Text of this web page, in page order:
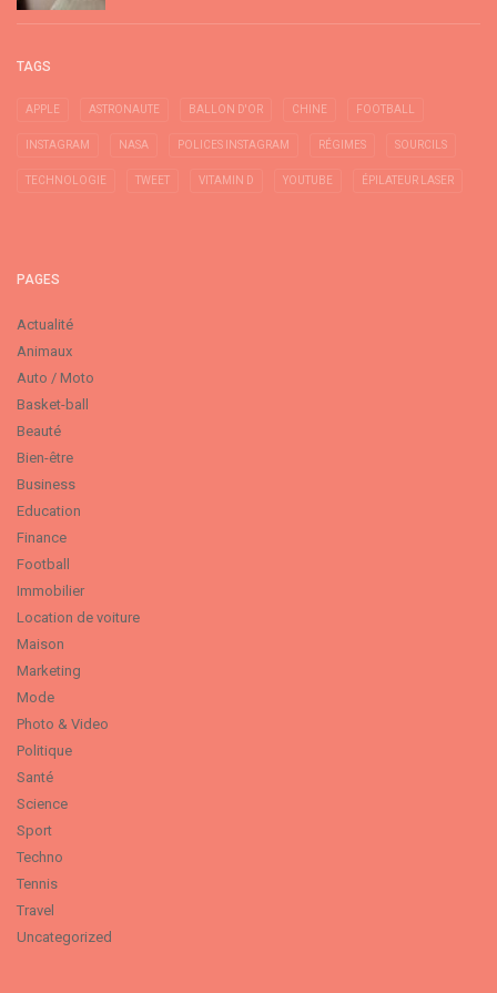
TAGS
APPLE ASTRONAUTE BALLON D'OR CHINE FOOTBALL
INSTAGRAM NASA POLICES INSTAGRAM RÉGIMES SOURCILS
TECHNOLOGIE TWEET VITAMIN D YOUTUBE ÉPILATEUR LASER
PAGES
Actualité
Animaux
Auto / Moto
Basket-ball
Beauté
Bien-être
Business
Education
Finance
Football
Immobilier
Location de voiture
Maison
Marketing
Mode
Photo & Video
Politique
Santé
Science
Sport
Techno
Tennis
Travel
Uncategorized